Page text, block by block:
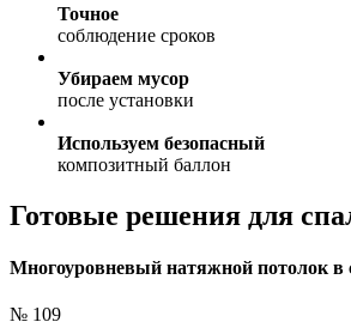
Точное
соблюдение сроков
Убираем мусор
после установки
Используем безопасный
композитный баллон
Готовые решения для
Многоуровневый натяжной потолок в
№ 109